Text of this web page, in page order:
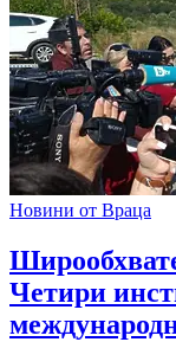
Новини от Враца
Четири